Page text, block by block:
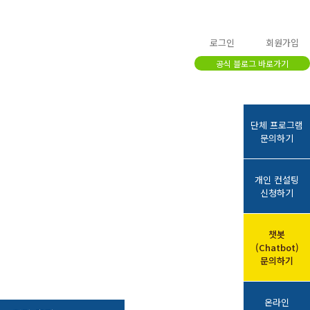
로그인 회원가입
공식 블로그 바로가기
단체 프로그램
문의하기
개인 컨설팅
신청하기
챗봇
(Chatbot)
문의하기
온라인